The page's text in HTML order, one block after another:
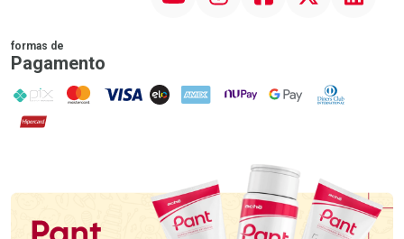
formas de
Pagamento
PIX MasterCard
VISA ELO AMEX NuPay Google PayDiners Club
Hipercard
Promoção em Destaque